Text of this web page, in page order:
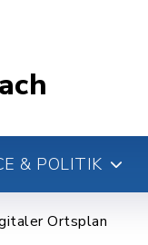
& POLITIK
Ortsplan